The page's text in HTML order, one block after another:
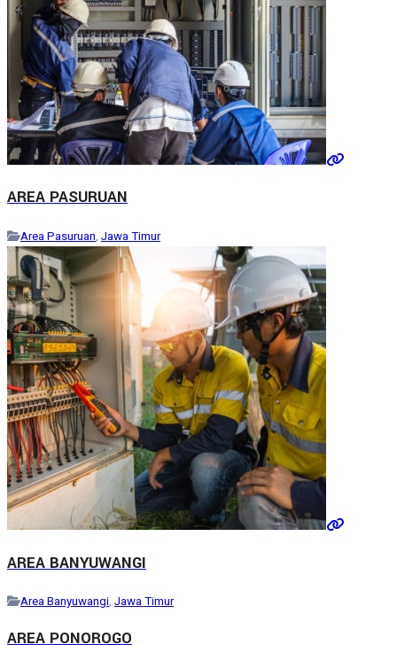
AREA PASURUAN
Area Pasuruan Jawa Timur
AREA BANYUWANGI
Area Banyuwangi, Jawa Timur
AREA PONOROGO